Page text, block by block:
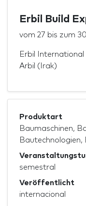
Erbil Build
vom 27 bis zum
Erbil
Arbil (Irak)
Produktart
Baumaschinen,
Bautechnologien,
semestral
Veröffentlicht
internacional